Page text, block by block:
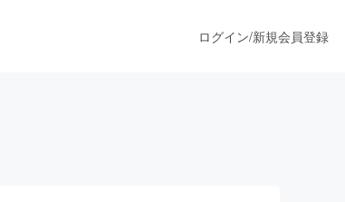
ログイン/新規会員登録